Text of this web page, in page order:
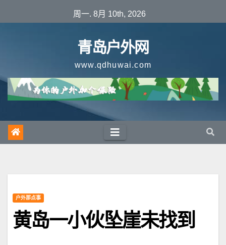
至
周一. 8月 10th, 2026
青岛户外网
www.qdhuwai.com
户外那点事
黄岛一小伙坠崖未找到